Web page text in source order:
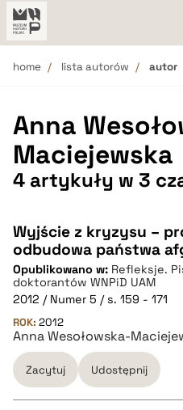
home lista autorów autor
Anna
Maciejewska
4 artykuły w 3
Wyjście z kryzysu –
odbudowa państwa
Opublikowano w: Refleksje.
doktorantów WNPiD UAM
2012 / Numer 5 / s. 159 - 171
ROK: 2012
Anna Wesołowska-
Zacytuj Udostępnij